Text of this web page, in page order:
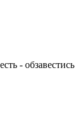
- обзавестись